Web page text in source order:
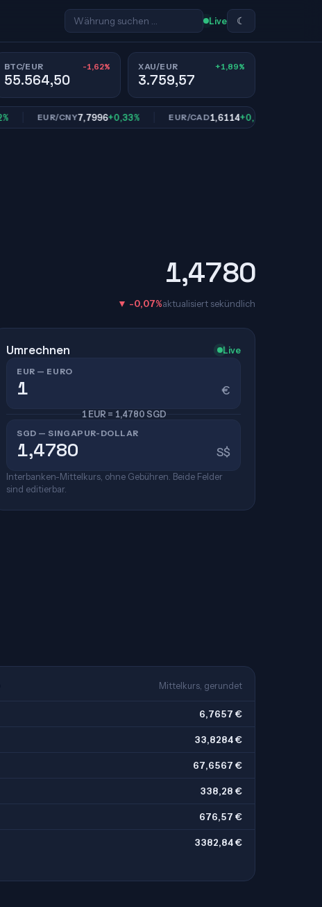
Live ☾
BTC/EUR -1,62%
55.564,50
XAU/EUR +1,89%
3.759,57
EUR/CNY7,7996+0,33% EUR/CAD1,6114+0,84%
1,4780
▼ -0,07%aktualisiert sekündlich
Umrechnen Live
EUR — EURO
€
1 EUR = 1,4780 SGD
SGD — SINGAPUR-DOLLAR
S$
Interbanken-Mittelkurs, ohne Gebühren. Beide Felder
sind editierbar.
Mittelkurs, gerundet
6,7657 €
33,8284 €
67,6567 €
338,28 €
676,57 €
3382,84 €